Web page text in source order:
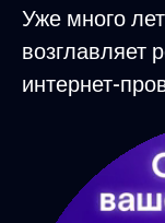
Уже много
возглавляет
интернет-